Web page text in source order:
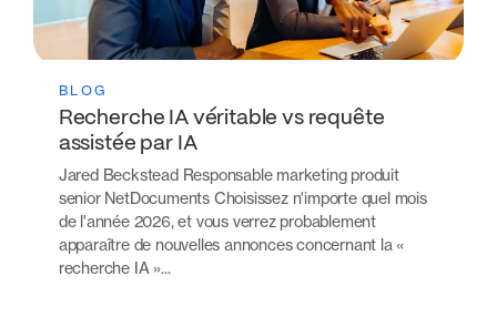
BLOG
Recherche IA véritable vs requête
assistée par IA
Jared Beckstead Responsable marketing produit
senior NetDocuments Choisissez n'importe quel mois
de l'année 2026, et vous verrez probablement
apparaître de nouvelles annonces concernant la «
recherche IA »...